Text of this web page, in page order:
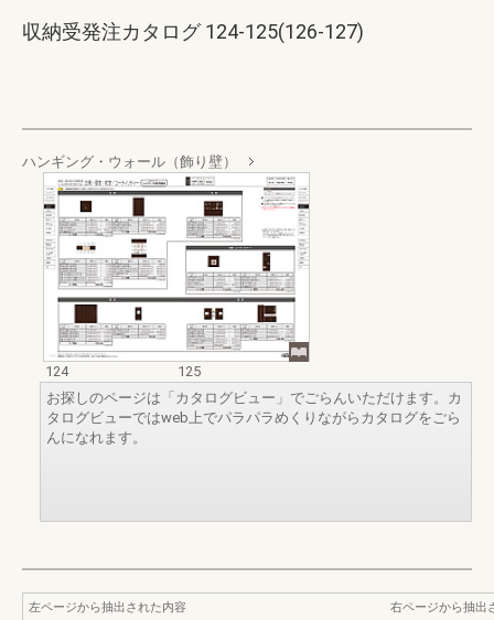
収納受発注カタログ 124-125(126-127)
ハンギング・ウォール（飾り壁）
124
125
お探しのページは「カタログビュー」でごらんいただけます。カ
タログビューではweb上でパラパラめくりながらカタログをごら
んになれます。
左ページから抽出された内容
右ページから抽出